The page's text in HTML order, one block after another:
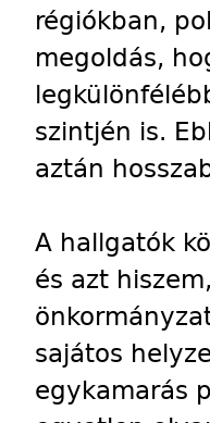
régiókban,
megoldás,
szintjén is.
aztán
A hallgatók
és azt
sajátos
egykamarás